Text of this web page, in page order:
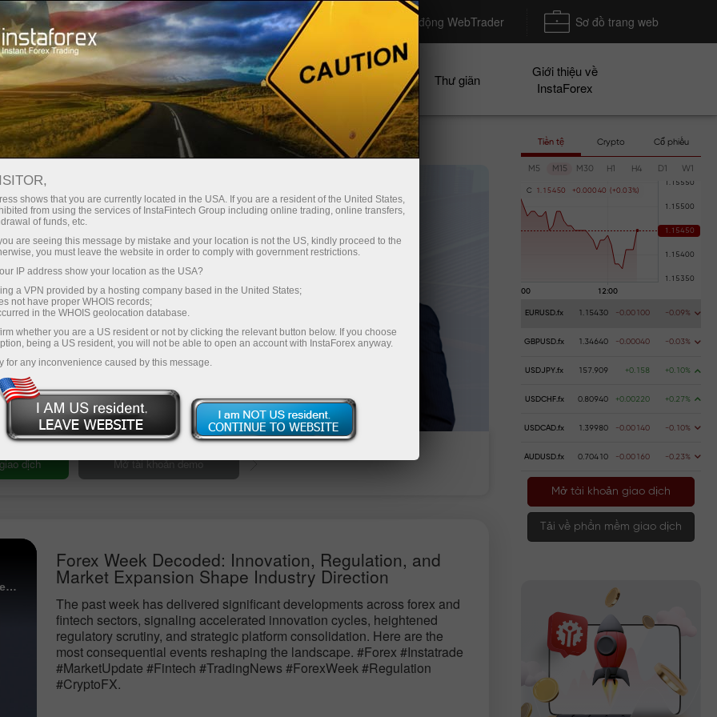
ngay lập tức Tải nền tảng giao dịch Metatrader Khởi động WebTrader Sơ đồ trang web
người mới bắt
đầu
Dành cho nhà đầu
tư
Dành cho đối tác Các chiến dịch Thư giãn
Giới thiệu về
InstaForex
TV
analysis in focus
Nạp tiền gửi Rút tiền
Forex Week Decoded: Innovation, Regulation, and Market Expansion Shape Industry Direction
Forex Week Decoded: Innovation, Regulation, and
Market Expansion Shape Industry Direction
The past week has delivered significant developments across forex and
fintech sectors, signaling accelerated innovation cycles, heightened
regulatory scrutiny, and strategic platform consolidation. Here are the
most consequential events reshaping the landscape. #Forex #Instatrade
#MarketUpdate #Fintech #TradingNews #ForexWeek #Regulation
#CryptoFX.
Tiền tệ Crypto Cổ phiếu
M5 M15 M30 H1 H4 D1 W1
C 1 . 1 5450 +0 .000 40 (+0 .0 3%
EURUSD.fx 1.15430 -0.00100 -0.09%
GBPUSD.fx 1.34640 -0.00040 -0.03%
USDJPY.fx 157.909 +0.158 +0.10%
USDCHF.fx 0.80940 +0.00220 +0.27%
USDCAD.fx 1.39980 -0.00140 -0.10%
AUDUSD.fx 0.70410 -0.00160 -0.23%
Mở tài khoản giao dịch
Tải về phần mềm giao dịch
shows that you are currently located in the USA. If you are a resident of the United States,
from using the services of InstaFintech Group including online trading, online transfers,
of funds, etc.
are seeing this message by mistake and your location is not the US, kindly proceed to the
you must leave the website in order to comply with government restrictions.
IP address show your location as the USA?
a VPN provided by a hosting company based in the United States;
not have proper WHOIS records;
in the WHOIS geolocation database.
whether you are a US resident or not by clicking the relevant button below. If you choose
being a US resident, you will not be able to open an account with InstaForex anyway.
for any inconvenience caused by this message.